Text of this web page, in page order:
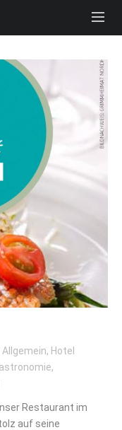
Allgemein, Hotel
,
Restaurant im
auf seine